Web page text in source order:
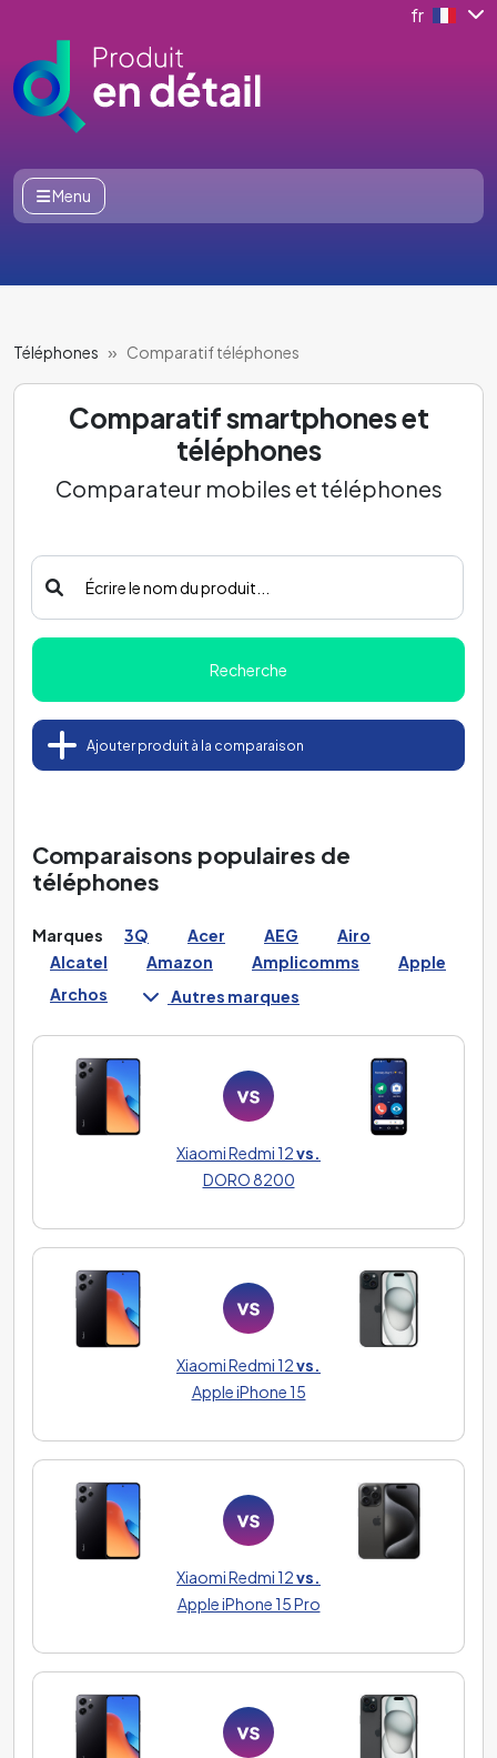
fr
Menu
Téléphones Comparatif téléphones
Comparatif smartphones et
téléphones
Comparateur mobiles et téléphones
Recherche
Ajouter produit à la comparaison
Comparaisons populaires de
téléphones
Marques 3Q Acer AEG
Airo
Alcatel
Amazon Amplicomms
Apple
Archos
Autres marques
Xiaomi Redmi 12vs.
DORO 8200
Xiaomi Redmi 12vs.
Apple iPhone 15
Xiaomi Redmi 12vs.
Apple iPhone 15 Pro